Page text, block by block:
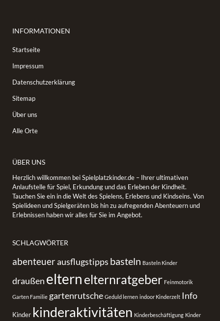
INFORMATIONEN
Startseite
Impressum
Datenschutzerklärung
Sitemap
Über uns
Alle Orte
ÜBER UNS
Herzlich willkommen bei Spielplatzkinder.de – Ihrer ultimativen
Anlaufstelle für Spiel, Erkundung und das Erleben der Kindheit.
Tauchen Sie ein in die Welt des Spielens, Erlebens und Kindseins. Von
Spielideen und Spielgeräten bis hin zu aufregenden Abenteuern und
Erlebnissen haben wir alles für Sie im Angebot.
SCHLAGWÖRTER
abenteuerausflugstipps basteln Basteln Kinder
draußen eltern elternratgeber Feinmotorik
Garten Familie gartenrutsche Geduld lernen indoor Kinderzelt Info
Kinder kinderaktivitäten Kinderbeschäftigung Kinder